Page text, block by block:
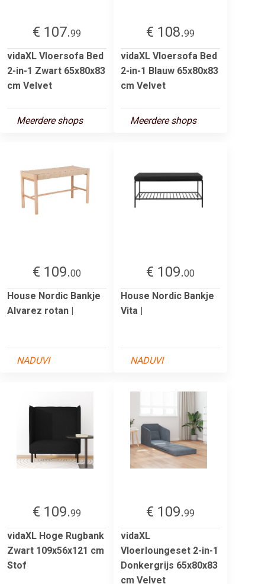
€ 107.99
vidaXL Vloersofa Bed
2-in-1 Zwart 65x80x83
cm Velvet
Meerdere shops
€ 108.99
vidaXL Vloersofa Bed
2-in-1 Blauw 65x80x83
cm Velvet
Meerdere shops
€ 109.00
House Nordic Bankje
Alvarez rotan |
NADUVI
€ 109.00
House Nordic Bankje
Vita |
NADUVI
€ 109.99
vidaXL Hoge Rugbank
Zwart 109x56x121 cm
Stof
€ 109.99
vidaXL
Vloerloungeset 2-in-1
Donkergrijs 65x80x83
cm Velvet